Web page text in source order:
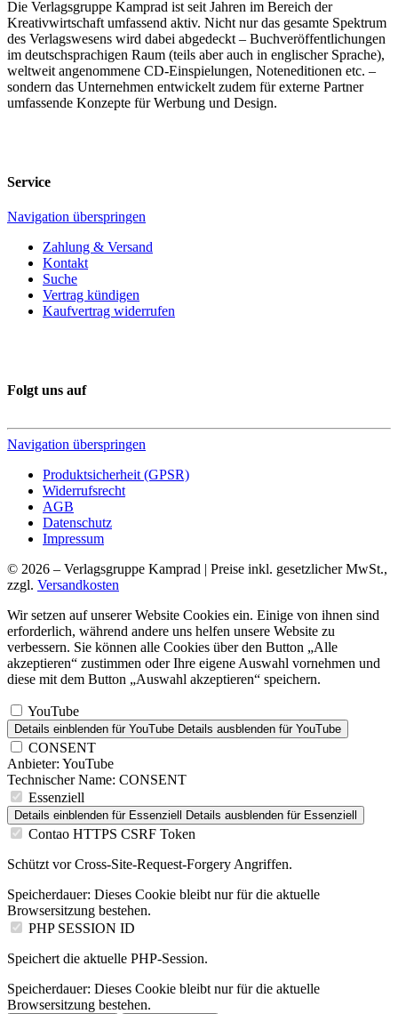
Die Verlagsgruppe Kamprad ist seit Jahren im Bereich der
Kreativwirtschaft umfassend aktiv. Nicht nur das gesamte Spektrum
des Verlagswesens wird dabei abgedeckt – Buchveröffentlichungen
im deutschsprachigen Raum (teils aber auch in englischer Sprache),
weltweit angenommene CD-Einspielungen, Noteneditionen etc. –
sondern das Unternehmen entwickelt zudem für externe Partner
umfassende Konzepte für Werbung und Design.
Service
Navigation überspringen
Zahlung & Versand
Kontakt
Suche
Vertrag kündigen
Kaufvertrag widerrufen
Folgt uns auf
Navigation überspringen
Produktsicherheit (GPSR)
Widerrufsrecht
AGB
Datenschutz
Impressum
© 2026 – Verlagsgruppe Kamprad | Preise inkl. gesetzlicher MwSt.,
zzgl. Versandkosten
Wir setzen auf unserer Website Cookies ein. Einige von ihnen sind
erforderlich, während andere uns helfen unsere Website zu
verbessern. Sie können alle Cookies über den Button „Alle
akzeptieren“ zustimmen oder Ihre eigene Auswahl vornehmen und
diese mit dem Button „Auswahl akzeptieren“ speichern.
YouTube
Details einblenden für YouTube Details ausblenden für YouTube
CONSENT
Anbieter: YouTube
Technischer Name: CONSENT
Essenziell
Details einblenden für Essenziell Details ausblenden für Essenziell
Contao HTTPS CSRF Token
Schützt vor Cross-Site-Request-Forgery Angriffen.
Speicherdauer: Dieses Cookie bleibt nur für die aktuelle
Browsersitzung bestehen.
PHP SESSION ID
Speichert die aktuelle PHP-Session.
Speicherdauer: Dieses Cookie bleibt nur für die aktuelle
Browsersitzung bestehen.